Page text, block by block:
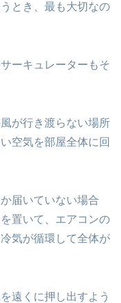
とき、最も大切なの
ーキュレーターもそ
が行き渡らない場所
空気を部屋全体に回
届いていない場合
置いて、エアコンの
気が循環して全体が
遠くに押し出すよう